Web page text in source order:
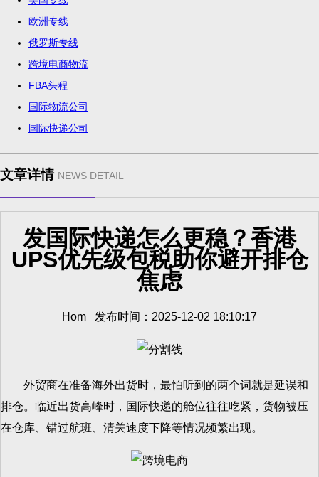
欧洲专线
俄罗斯专线
跨境电商物流
FBA头程
国际物流公司
国际快递公司
文章详情 NEWS DETAIL
发国际快递怎么更稳？香港
UPS优先级包税助你避开排仓
焦虑
Hom 发布时间：2025-12-02 18:10:17
外贸商在准备海外出货时，最怕听到的两个词就是延误和
排仓。临近出货高峰时，国际快递的舱位往往吃紧，货物被压
在仓库、错过航班、清关速度下降等情况频繁出现。